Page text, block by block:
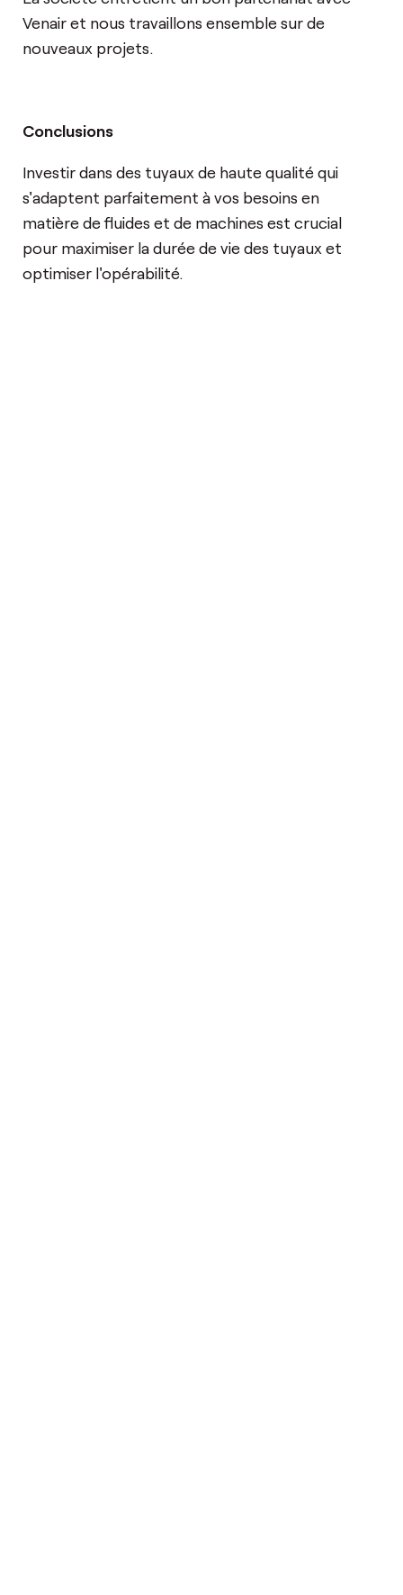
Venair et nous travaillons ensemble sur de
nouveaux projets.
Conclusions
Investir dans des tuyaux de haute qualité qui
s'adaptent parfaitement à vos besoins en
matière de fluides et de machines est crucial
pour maximiser la durée de vie des tuyaux et
optimiser l'opérabilité.